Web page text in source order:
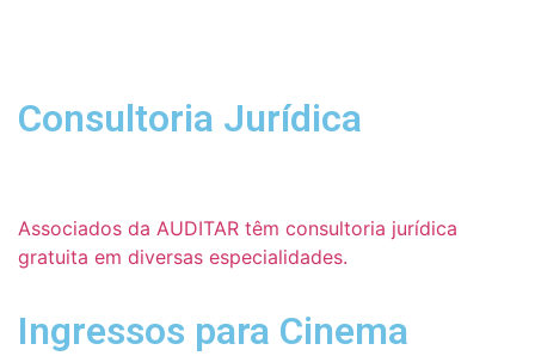
Consultoria Jurídica
Associados da AUDITAR têm consultoria jurídica
gratuita em diversas especialidades.
Ingressos para Cinema